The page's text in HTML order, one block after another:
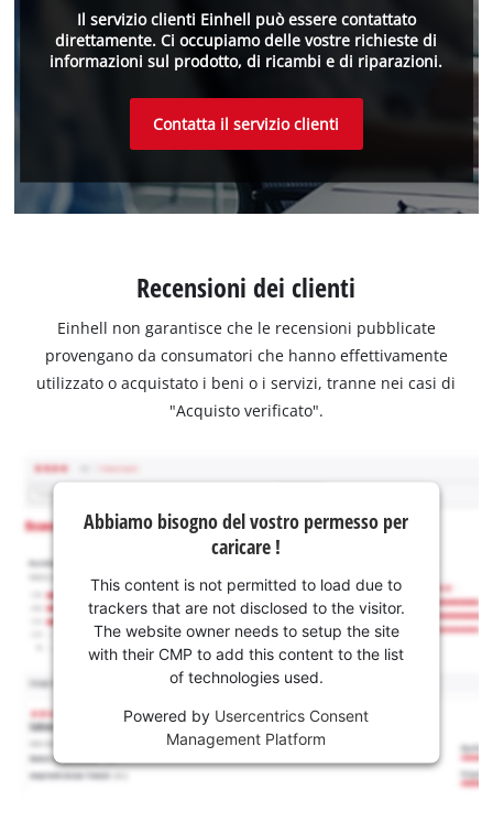
Il servizio clienti Einhell può essere contattato
direttamente. Ci occupiamo delle vostre richieste di
informazioni sul prodotto, di ricambi e di riparazioni.
Contatta il servizio clienti
Recensioni dei clienti
Einhell non garantisce che le recensioni pubblicate
provengano da consumatori che hanno effettivamente
utilizzato o acquistato i beni o i servizi, tranne nei casi di
"Acquisto verificato".
Abbiamo bisogno del vostro permesso per
caricare !
This content is not permitted to load due to
trackers that are not disclosed to the visitor.
The website owner needs to setup the site
with their CMP to add this content to the list
of technologies used.
Powered by Usercentrics Consent
Management Platform